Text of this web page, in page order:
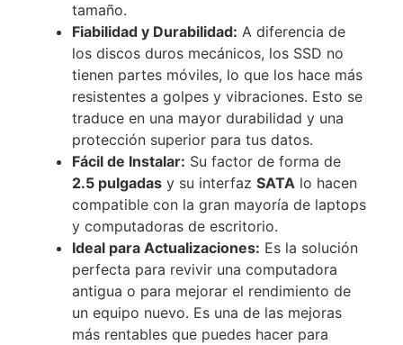
tamaño.
Fiabilidad y Durabilidad: A diferencia de
los discos duros mecánicos, los SSD no
tienen partes móviles, lo que los hace más
resistentes a golpes y vibraciones. Esto se
traduce en una mayor durabilidad y una
protección superior para tus datos.
Fácil de Instalar: Su factor de forma de
2.5 pulgadas y su interfaz SATA lo hacen
compatible con la gran mayoría de laptops
y computadoras de escritorio.
Ideal para Actualizaciones: Es la solución
perfecta para revivir una computadora
antigua o para mejorar el rendimiento de
un equipo nuevo. Es una de las mejoras
más rentables que puedes hacer para